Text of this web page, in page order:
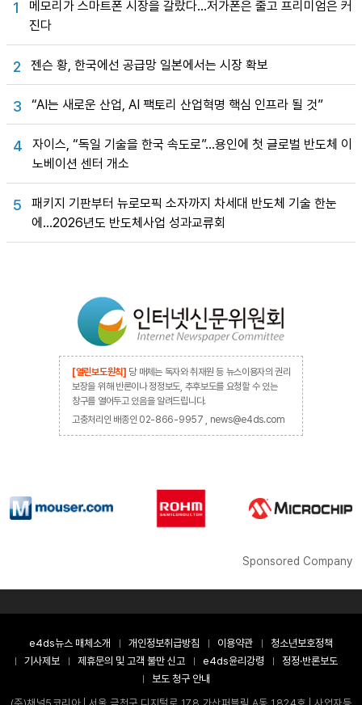
1
메모리가 스마트폰 시장을 갈랐다…저가폰은 줄고 프리미엄은 커
진다
2 젠슨 황, 한국에선 공급망 일본에서는 시장 확보
3 “AI는 새로운 산업, AI 팩토리 산업혁명 핵심 인프라 될 것”
4
자이스, “독일 기술을 한국 속도로”…용인에 첫 글로벌 반도체 이
노베이션 센터 개소
5
패키지 기판부터 뉴로모픽 소자까지 차세대 반도체 기술 한눈
에…2026년도 반도체사업 성과교류회
[열린보도원칙] 당 매체는 독자와 취재원 등 뉴스이용자의 권리
보장을 위해 반론이나 정정보도, 추후보도를 요청할 수 있는
창구를 열어두고 있음을 알려드립니다.
고충처리인 배종인 02-866-9957 , news@e4ds.com
Sponsored Company
e4ds뉴스 매체소개 개인정보취급방침 이용약관
청소년보호정책
기사제보
제휴문의 및 고객 불만 신고 e4ds윤리강령
정정·반론보도
보도 청구 안내